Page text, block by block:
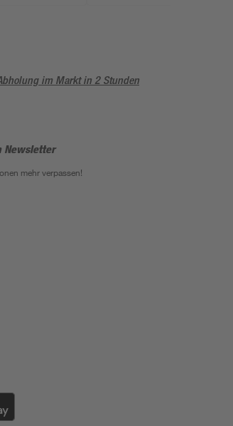
im Markt in 2 Stunden
Newsletter
mehr verpassen!